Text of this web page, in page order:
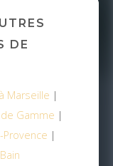
DE
Marseille |
Gamme |
|